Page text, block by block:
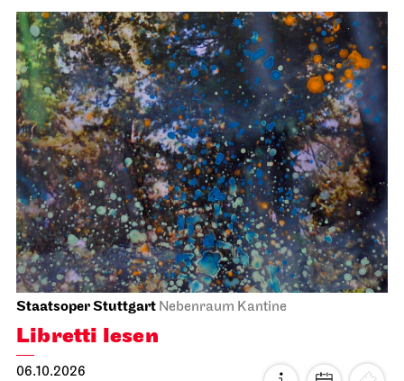
Staatsoper Stuttgart Nebenraum Kantine
Libretti lesen
06.10.2026